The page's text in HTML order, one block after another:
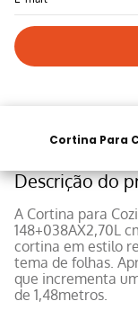
Descrição do
A Cortina para
148+038AX2,70L
cortina em estilo
tema de folhas.
que incrementa
de 1,48metros.